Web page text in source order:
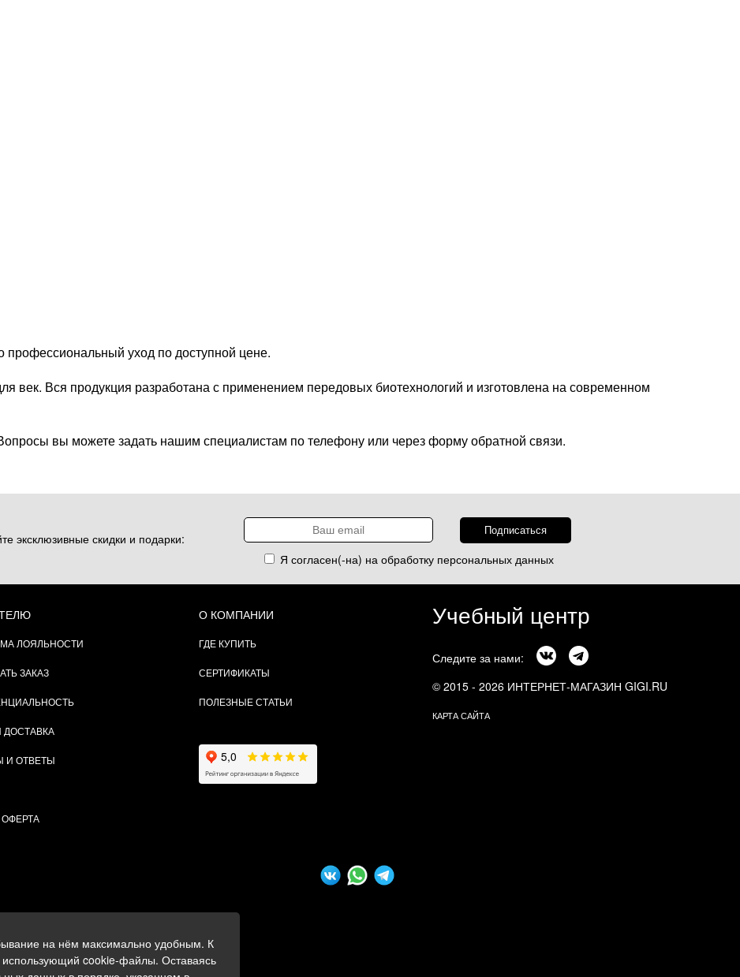
профессиональный уход по доступной цене.
век. Вся продукция разработана с применением передовых биотехнологий и изготовлена на современном
вы можете задать нашим специалистам по телефону или через форму обратной связи.
эксклюзивные скидки и подарки:
Я согласен(-на) на обработку персональных данных
ЛОЯЛЬНОСТИ
ЗАКАЗ
ДОСТАВКА
И ОТВЕТЫ
О КОМПАНИИ
ГДЕ КУПИТЬ
СЕРТИФИКАТЫ
ПОЛЕЗНЫЕ СТАТЬИ
Учебный центр
Следите за нами:
© 2015 - 2026 ИНТЕРНЕТ-МАГАЗИН GIGI.RU
КАРТА САЙТА
данных
на нём максимально удобным. К
использующий cookie-файлы. Оставаясь